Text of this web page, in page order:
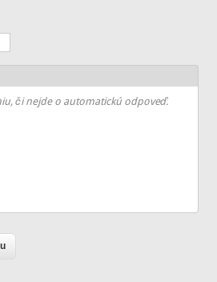
či nejde o automatickú odpoveď.